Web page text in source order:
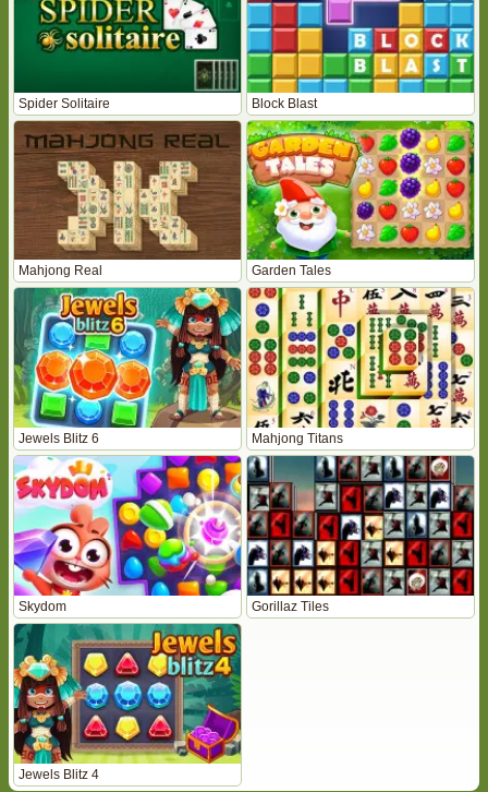
Spider Solitaire Block Blast
Mahjong Real Garden Tales
Jewels Blitz 6 Mahjong Titans
Skydom Gorillaz Tiles
Jewels Blitz 4